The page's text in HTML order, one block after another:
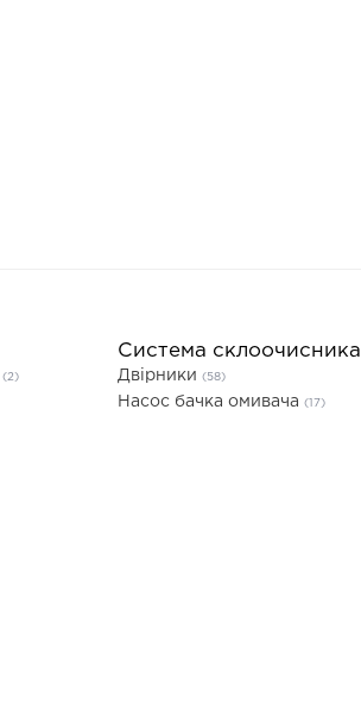
(2)
Система склоочисника
Двірники (58)
Насос бачка омивача (17)